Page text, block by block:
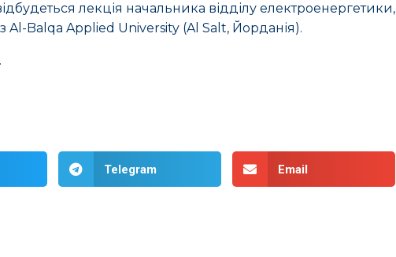
лекція начальника відділу електроенергетики,
Al-Balqa Applied University (Al Salt, Йорданія).
Telegram Email